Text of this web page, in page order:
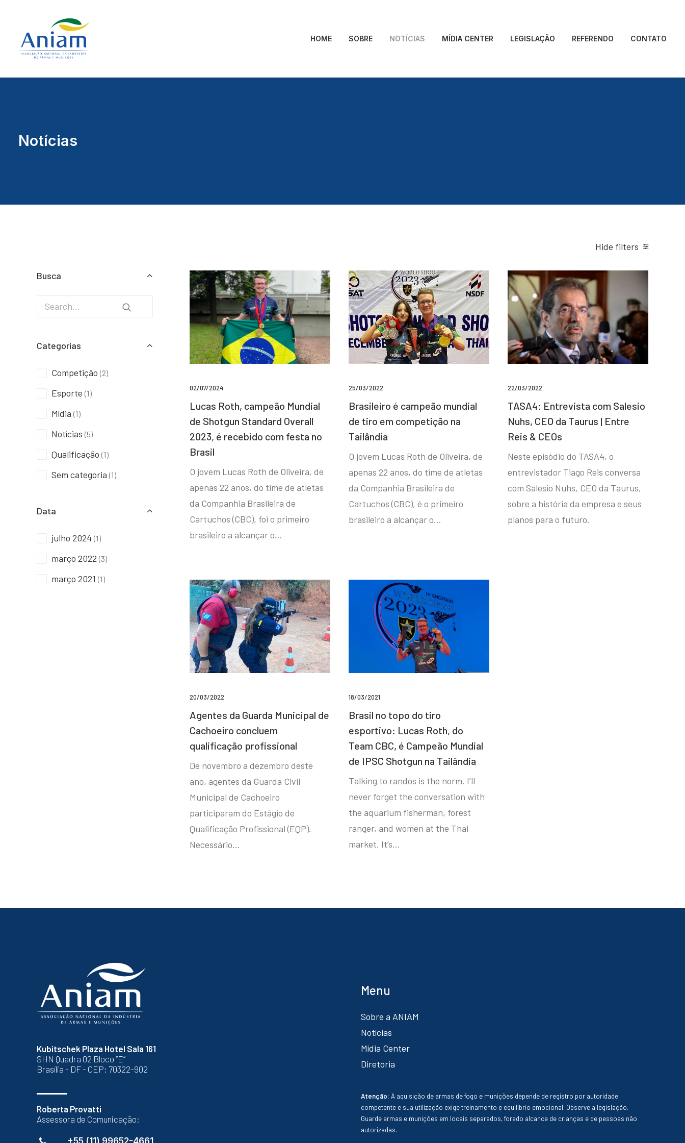
HOME SOBRE NOTÍCIAS MÍDIA CENTER LEGISLAÇÃO REFERENDO CONTATO
Notícias
Hide filters
Busca
Categorias
Competição (2)
Esporte (1)
Mídia (1)
Notícias (5)
Qualificação (1)
Sem categoria (1)
Data
julho 2024 (1)
março 2022 (3)
março 2021 (1)
02/07/2024
Lucas Roth, campeão Mundial
de Shotgun Standard Overall
2023, é recebido com festa no
Brasil
O jovem Lucas Roth de Oliveira, de
apenas 22 anos, do time de atletas
da Companhia Brasileira de
Cartuchos (CBC), foi o primeiro
brasileiro a alcançar o…
25/03/2022
Brasileiro é campeão mundial
de tiro em competição na
Tailândia
O jovem Lucas Roth de Oliveira, de
apenas 22 anos, do time de atletas
da Companhia Brasileira de
Cartuchos (CBC), é o primeiro
brasileiro a alcançar o…
22/03/2022
TASA4: Entrevista com Salesio
Nuhs, CEO da Taurus | Entre
Reis & CEOs
Neste episódio do TASA4, o
entrevistador Tiago Reis conversa
com Salesio Nuhs, CEO da Taurus,
sobre a história da empresa e seus
planos para o futuro.
20/03/2022
Agentes da Guarda Municipal de
Cachoeiro concluem
qualificação profissional
De novembro a dezembro deste
ano, agentes da Guarda Civil
Municipal de Cachoeiro
participaram do Estágio de
Qualificação Profissional (EQP).
Necessário…
18/03/2021
Brasil no topo do tiro
esportivo: Lucas Roth, do
Team CBC, é Campeão Mundial
de IPSC Shotgun na Tailândia
Talking to randos is the norm. I’ll
never forget the conversation with
the aquarium fisherman, forest
ranger, and women at the Thai
market. It’s…
Kubitschek Plaza Hotel Sala 161
SHN Quadra 02 Bloco “E”
Brasília - DF - CEP: 70322-902
Roberta Provatti
Assessora de Comunicação:
+55 (11) 99652-4661
Menu
Sobre a ANIAM
Notícias
Mídia Center
Diretoria
Atenção: A aquisição de armas de fogo e munições depende de registro por autoridade
competente e sua utilização exige treinamento e equilíbrio emocional. Observe a legislação.
Guarde armas e munições em locais separados, forado alcance de crianças e de pessoas não
autorizadas.